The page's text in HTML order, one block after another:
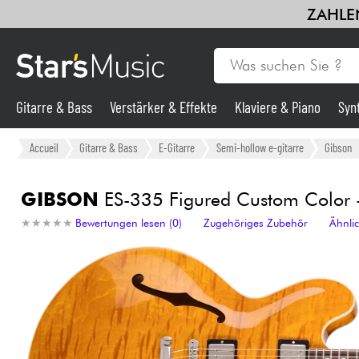
Gitarre & Bass
Synths & samplers
Licht
Violinen & Quartett
Gitarre & Bass Verstärker & Effekte Klaviere & Piano
Accueil Gitarre & Bass E-Gitarre Semi-hollow e-gitarre Gibson
GIBSON ES-335 Figured Custom Color
★ ★ ★ ★ ★
★ ★ ★ ★ ★ Bewertungen lesen (0) Zugehöriges Zubehör